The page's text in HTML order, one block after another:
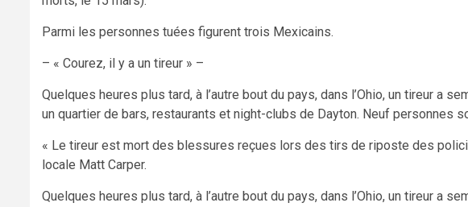
Parmi les personnes tuées figurent trois Mexicains.
– « Courez, il y a un tireur » –
Quelques heures plus tard, à l’autre bout du pays, dans l’Ohio, un tireur a
un quartier de bars, restaurants et night-clubs de Dayton. Neuf
« Le tireur est mort des blessures reçues lors des tirs de riposte des
locale Matt Carper.
Quelques heures plus tard, à l’autre bout du pays, dans l’Ohio, un tireur a